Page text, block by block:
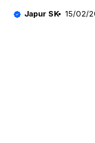
Japur SK 15/02/